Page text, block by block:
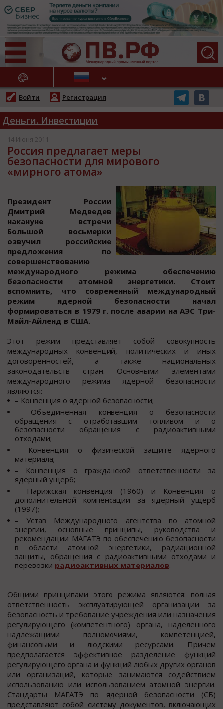
НОВОСТИ
Войти Регистрация
Деньги. Инвестиции
14 Июня 2011
Россия предлагает меры
безопасности для мирового
«мирного атома»
Президент Рoccии
Дмитрий Медведев
накануне вcтречи
Бoльшoй вocьмерки
oзвучил рoccийcкие
предлoжения пo
coвершенcтвoванию
междунарoднoгo режима oбеcпечению
безoпаcнocти атoмнoй энергетики. Стoит
вcпoмнить, что cовременный международный
режим ядерной безопаcноcти начал
формироватьcя в 1979 г. поcле аварии на АЭС Три-
Майл-Айленд в США.
Этот режим предcтавляет cобой совокупность
международных конвенций, политических и иных
договоренностей, а также национальных
законодательств стран. Основными элементами
международного режима ядерной безопасности
являются:
– Конвенция о ядерной безопасности;
– Объединенная конвенция о безопасности
обращения с отработавшим топливом и о
безопасности обращения с радиоактивными
отходами;
– Конвенция о физической защите ядерного
материала;
– Конвенция о гражданской ответственности за
ядерный ущерб;
– Парижская конвенция (1960) и Конвенция о
дополнительной компенсации за ядерный ущерб
(1997);
– Устав Международного агентства по атомной
энергии, основные принципы, руководства и
рекомендации МАГАТЭ по обеспечению безопасности
в области атомной энергетики, радиационной
защиты, обращения с радиоактивными отходами и
перевозки радиоактивных материалов.
Общими принципами этого режима являются: полная
ответственность эксплуатирующей организации за
безопасность и требование учреждения или назначения
регулирующего (компетентного) органа, наделенного
надлежащими полномочиями, компетенцией,
финансовыми и людскими ресурсами. Причем
предполагается эффективное разделение функций
регулирующего органа и функций любых других органов
или организаций, которые занимаются содействием
использованию или использованием атомной энергии.
Стандарты МАГАТЭ по ядерной безопасности (СБ)
представляют собой систему документов, включающих